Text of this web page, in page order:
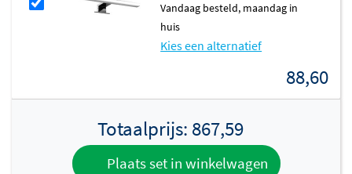
Doorlopende lamellen van massief eiken
Lamellen Eiken Bruin
Lamellen Eiken Zwart
vandaag besteld, maandag in
huis
Kies een alternatief
88,60
Totaalprijs: 867,59
Plaats set in winkelwagen